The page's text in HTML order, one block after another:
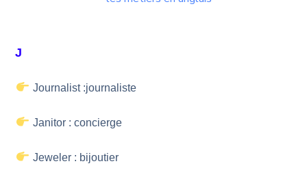
J
Journalist :journaliste
Janitor : concierge
Jeweler : bijoutier